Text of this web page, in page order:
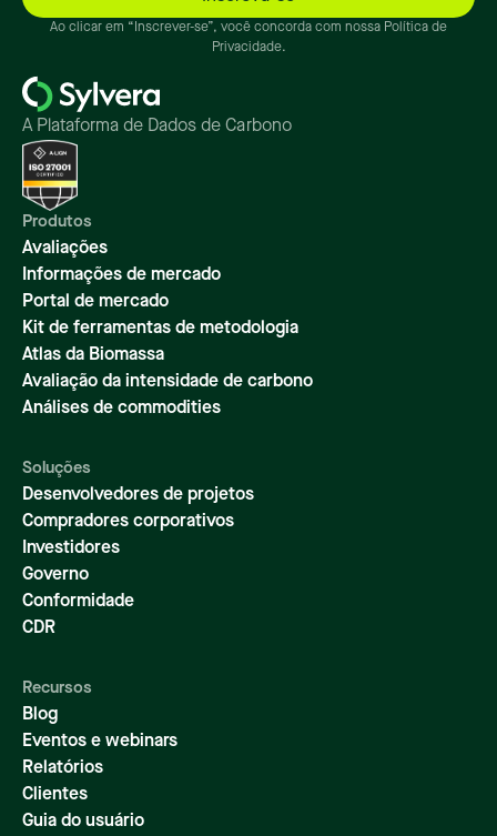
Ao clicar em “Inscrever-se”, você concorda com nossa Política de
Privacidade.
A Plataforma de Dados de Carbono
Produtos
Avaliações
Informações de mercado
Portal de mercado
Kit de ferramentas de metodologia
Atlas da Biomassa
Avaliação da intensidade de carbono
Análises de commodities
Soluções
Desenvolvedores de projetos
Compradores corporativos
Investidores
Governo
Conformidade
CDR
Recursos
Blog
Eventos e webinars
Relatórios
Clientes
Guia do usuário